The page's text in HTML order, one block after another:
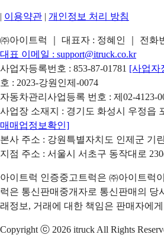
| 이용약관 | 개인정보 처리 방침
㈜아이트럭 ｜ 대표자 : 정혜인 ｜ 전화
대표 이메일 : support@itruck.co.kr
사업자등록번호 : 853-87-01781 [사업자
호 : 2023-강원인제-0074
자동차관리사업등록 번호 : 제02-4123-
사업장 소재지 : 경기도 화성시 우정읍
매매업정보확인]
본사 주소 : 강원특별자치도 인제군 기
지점 주소 : 서울시 서초구 동작대로
아이트럭 인증중고트럭은 ㈜아이트럭
럭은 통신판매중개자로 통신판매의 당
래정보, 거래에 대한 책임은 판매자에
Copyright ⓒ 2026 itruck All Rights